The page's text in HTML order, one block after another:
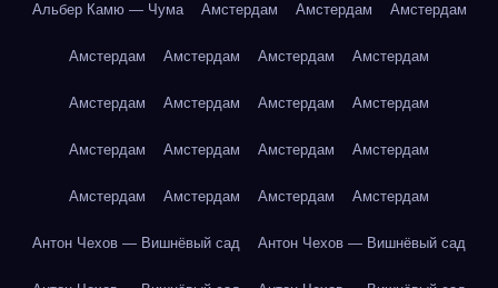
Альбер Камю — Чума Амстердам Амстердам Амстердам
Амстердам Амстердам Амстердам Амстердам
Амстердам Амстердам Амстердам Амстердам
Амстердам Амстердам Амстердам Амстердам
Амстердам Амстердам Амстердам Амстердам
Антон Чехов — Вишнёвый сад Антон Чехов — Вишнёвый сад